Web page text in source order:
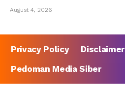
August 4, 2026
Privacy Policy
Disclaimer
Pedoman Media Siber